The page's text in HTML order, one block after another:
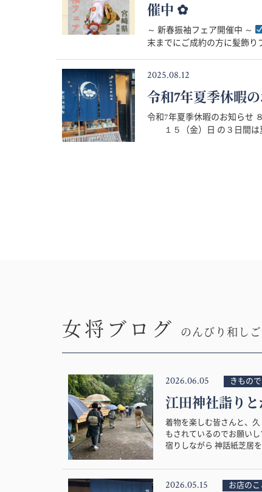
催中 ✿
～ 新春振袖フェア開催中 ～
末までにご成約の方に髪飾り
2025.08.12
令和7年夏季休暇
令和7年夏季休暇のお知ら
１５（金）日 の３日間は
女将ブログ のんびり和し
2026.06.05 きもの
江田神社詣り
着物を楽しむ皆さんと、
もされているのでお願い
宿りしながら 神話紙芝居
2026.05.15 お店のこ